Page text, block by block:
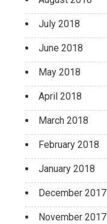
July 2018
June 2018
May 2018
April 2018
March 2018
February 2018
January 2018
December 2017
November 2017